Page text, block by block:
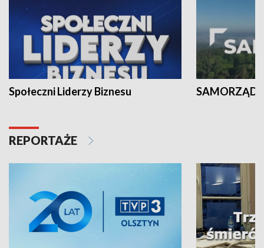
Społeczni Liderzy Biznesu SAMORZĄD
REPORTAŻE